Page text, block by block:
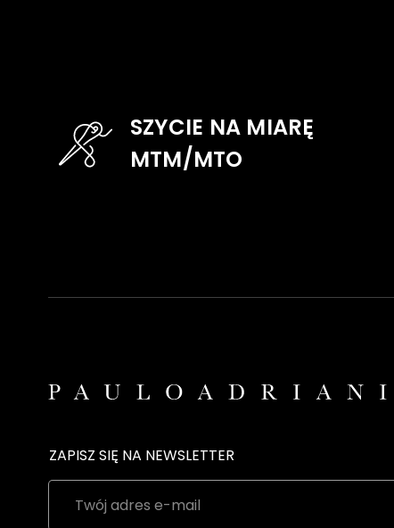
SZYCIE NA MIARĘ
MTM/MTO
ZAPISZ SIĘ NA NEWSLETTER